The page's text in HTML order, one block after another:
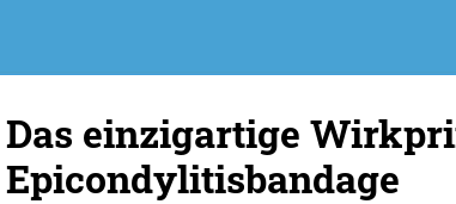
Das einzigartige
Epicondylitisbandage